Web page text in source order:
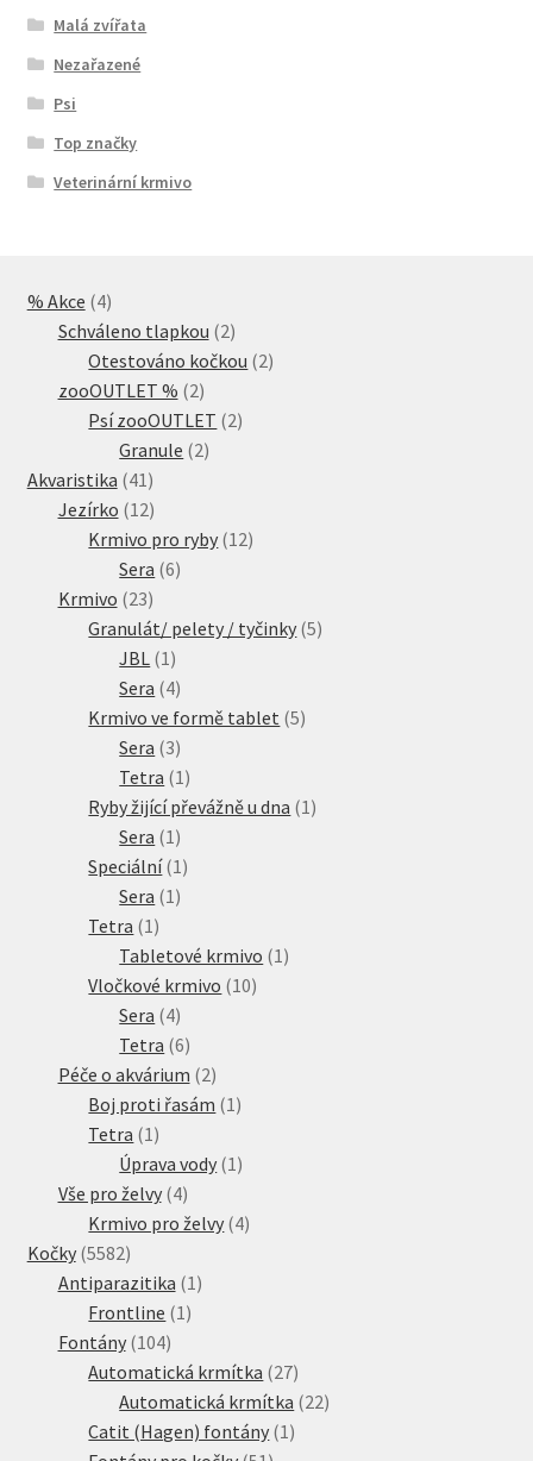
Malá zvířata
Nezařazené
Psi
Top značky
Veterinární krmivo
% Akce 44
produkty
Schváleno tlapkou 22
produkty
Otestováno kočkou 22
zooOUTLET % 22
produkty
Psí zooOUTLET 22
Granule 22
Akvaristika 41 41
produktů
Jezírko 1212
produktů
Krmivo pro ryby 1212
Sera 66
Krmivo 2323
produktů
Granulát/ pelety / tyčinky 55
JBL 1 1
produkt
Sera 44
produkty
Krmivo ve formě tablet 55
Sera 33
produkty
Tetra 1 1
produkt
Ryby žijící převážně u dna 1 1
Sera 1 1
produkt
Speciální 1 1
Sera 1 1
Tetra 1 1
produkt
Tabletové krmivo 1 1
Vločkové krmivo 1010
Sera 44
produkty
Tetra 66
produktů
Péče o akvárium 22
produkty
Boj proti řasám 1 1
Tetra 1 1
produkt
Úprava vody 1 1
Vše pro želvy 44
produkty
Krmivo pro želvy 44
Kočky 55825582
produktů
Antiparazitika 1 1
Frontline 1 1
Fontány 104104
produktů
Automatická krmítka 2727
produktů
Automatická krmítka 2222
Catit (Hagen) fontány 1 1